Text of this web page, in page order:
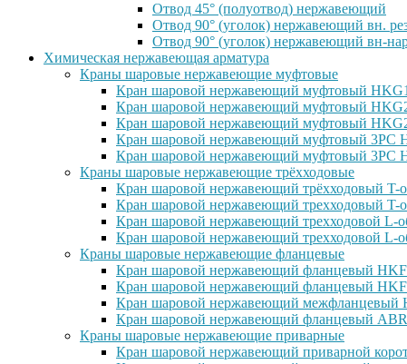
Отвод 45° (полуотвод) нержавеющий
Отвод 90° (уголок) нержавеющий вн.
Отвод 90° (уголок) нержавеющий вн-
Химическая нержавеющая арматура
Краны шаровые нержавеющие муфтовые
Кран шаровой нержавеющий муфтовый
Кран шаровой нержавеющий муфтовый
Кран шаровой нержавеющий муфтовый
Кран шаровой нержавеющий муфтовый 3PC
Кран шаровой нержавеющий муфтовый 3PC
Краны шаровые нержавеющие трёхходовые
Кран шаровой нержавеющий трёхходовый T-
Кран шаровой нержавеющий трехходовый T-
Кран шаровой нержавеющий трехходовой L-
Кран шаровой нержавеющий трехходовой L-
Краны шаровые нержавеющие фланцевые
Кран шаровой нержавеющий фланцевый
Кран шаровой нержавеющий фланцевый
Кран шаровой нержавеющий межфланцевый
Кран шаровой нержавеющий фланцевый
Краны шаровые нержавеющие приварные
Кран шаровой нержавеющий приварной